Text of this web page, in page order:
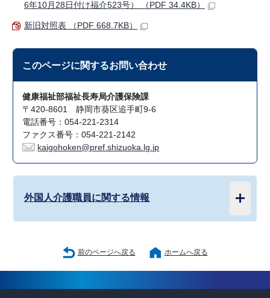
6年10月28日付け福介523号） （PDF 34.4KB）
新旧対照表 （PDF 668.7KB）
このページに関するお問い合わせ
健康福祉部福祉長寿局介護保険課
〒420-8601 静岡市葵区追手町9-6
電話番号：054-221-2314
ファクス番号：054-221-2142
kaigohoken@pref.shizuoka.lg.jp
外国人介護職員に関する情報
前のページへ戻る ホームへ戻る